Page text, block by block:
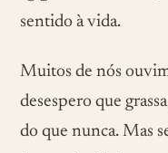
sentido à vida.
Muitos de nós
desespero que
do que nunca. Mas